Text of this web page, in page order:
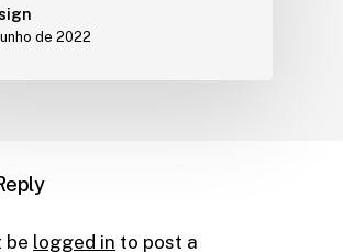
de 2022
be logged in to post a